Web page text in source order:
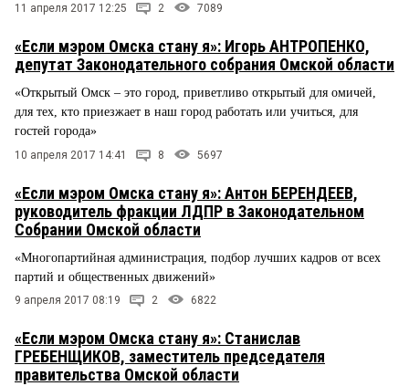
11 апреля 2017 12:25 2 7089
«Если мэром Омска стану я»: Игорь АНТРОПЕНКО,
депутат Законодательного собрания Омской области
«Открытый Омск – это город, приветливо открытый для омичей,
для тех, кто приезжает в наш город работать или учиться, для
гостей города»
10 апреля 2017 14:41 8 5697
«Если мэром Омска стану я»: Антон БЕРЕНДЕЕВ,
руководитель фракции ЛДПР в Законодательном
Собрании Омской области
«Многопартийная администрация, подбор лучших кадров от всех
партий и общественных движений»
9 апреля 2017 08:19 2 6822
«Если мэром Омска стану я»: Станислав
ГРЕБЕНЩИКОВ, заместитель председателя
правительства Омской области